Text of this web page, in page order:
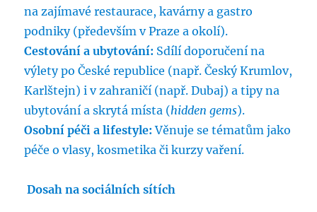
na zajímavé restaurace, kavárny a gastro
podniky (především v Praze a okolí).
Cestování a ubytování: Sdílí doporučení na
výlety po České republice (např. Český Krumlov,
Karlštejn) i v zahraničí (např. Dubaj) a tipy na
ubytování a skrytá místa (hidden gems).
Osobní péči a lifestyle: Věnuje se tématům jako
péče o vlasy, kosmetika či kurzy vaření.
Dosah na sociálních sítích